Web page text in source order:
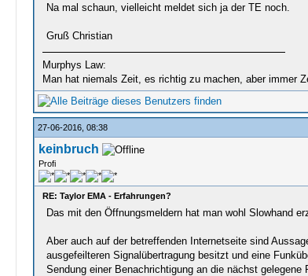
Na mal schaun, vielleicht meldet sich ja der TE noch.
Gruß Christian
Murphys Law:
Man hat niemals Zeit, es richtig zu machen, aber immer
27-06-2016, 08:38
keinbruch
Profi
RE: Taylor EMA - Erfahrungen?
Das mit den Öffnungsmeldern hat man wohl Slowhand
Aber auch auf der betreffenden Internetseite sind
ausgefeilteren Signalübertragung besitzt und eine
Sendung einer Benachrichtigung an die nächst gelegene